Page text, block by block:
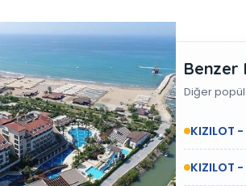
Benzer
Diğer
KIZILOT
KIZILOT